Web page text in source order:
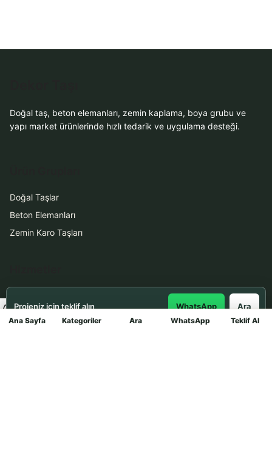
Ana Sayfa Kategoriler Ara WhatsApp Teklif Al
Doğal taş, beton elemanları, zemin kaplama, boya grubu ve
yapı market ürünlerinde hızlı tedarik ve uygulama desteği.
Doğal Taşlar
Beton Elemanları
Zemin Karo Taşları
Projeniz için teklif alın WhatsApp Ara